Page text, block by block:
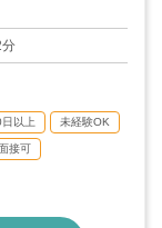
以上 未経験OK
接可